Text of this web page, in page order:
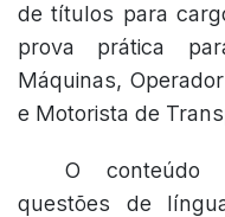
de títulos para
prova prática
Máquinas,
e Motorista de
O conteúdo
questões de